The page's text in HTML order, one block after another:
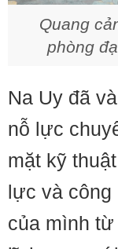
Quang
phòng
Na Uy đã
nỗ lực
mặt kỹ
lực và công
của mình